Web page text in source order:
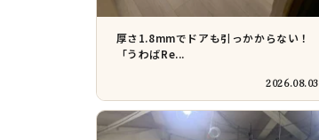
厚さ1.8mmでドアも引っかからない！
「うわばRe...
2026.08.03